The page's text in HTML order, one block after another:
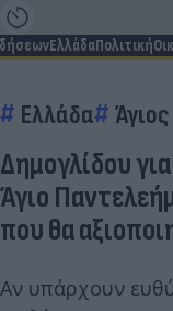
ΕλλάδαΠολιτική
Ελλάδα
Δημογλίδου
Άγιο
που θα
Αν υπάρχουν